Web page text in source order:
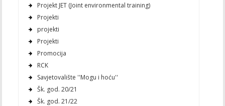
Projekt JET (Joint environmental training)
Projekti
projekti
Projekti
Promocija
RCK
Savjetovalište ''Mogu i hoću''
Šk. god. 20/21
Šk. god. 21/22